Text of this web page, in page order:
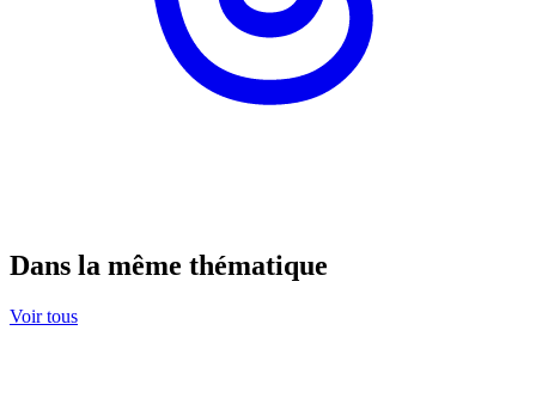
Dans la même thématique
Voir tous